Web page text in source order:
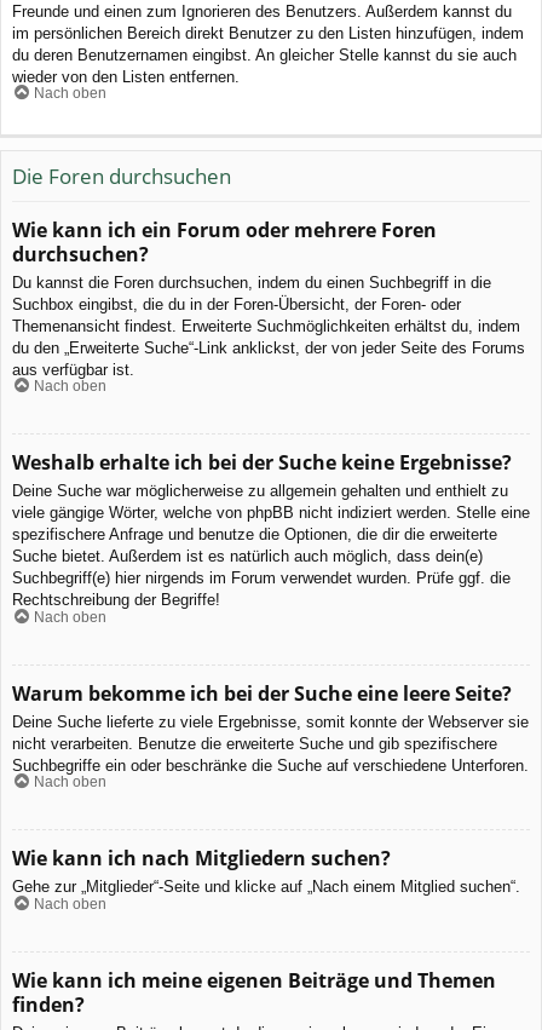
Freunde und einen zum Ignorieren des Benutzers. Außerdem kannst du
im persönlichen Bereich direkt Benutzer zu den Listen hinzufügen, indem
du deren Benutzernamen eingibst. An gleicher Stelle kannst du sie auch
wieder von den Listen entfernen.
Nach oben
Die Foren durchsuchen
Wie kann ich ein Forum oder mehrere Foren
durchsuchen?
Du kannst die Foren durchsuchen, indem du einen Suchbegriff in die
Suchbox eingibst, die du in der Foren-Übersicht, der Foren- oder
Themenansicht findest. Erweiterte Suchmöglichkeiten erhältst du, indem
du den „Erweiterte Suche“-Link anklickst, der von jeder Seite des Forums
aus verfügbar ist.
Nach oben
Weshalb erhalte ich bei der Suche keine Ergebnisse?
Deine Suche war möglicherweise zu allgemein gehalten und enthielt zu
viele gängige Wörter, welche von phpBB nicht indiziert werden. Stelle eine
spezifischere Anfrage und benutze die Optionen, die dir die erweiterte
Suche bietet. Außerdem ist es natürlich auch möglich, dass dein(e)
Suchbegriff(e) hier nirgends im Forum verwendet wurden. Prüfe ggf. die
Rechtschreibung der Begriffe!
Nach oben
Warum bekomme ich bei der Suche eine leere Seite?
Deine Suche lieferte zu viele Ergebnisse, somit konnte der Webserver sie
nicht verarbeiten. Benutze die erweiterte Suche und gib spezifischere
Suchbegriffe ein oder beschränke die Suche auf verschiedene Unterforen.
Nach oben
Wie kann ich nach Mitgliedern suchen?
Gehe zur „Mitglieder“-Seite und klicke auf „Nach einem Mitglied suchen“.
Nach oben
Wie kann ich meine eigenen Beiträge und Themen
finden?